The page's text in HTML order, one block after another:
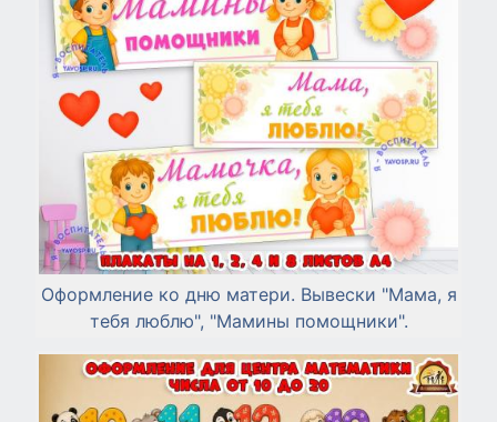
Оформление ко дню матери. Вывески "Мама, я
тебя люблю", "Мамины помощники".